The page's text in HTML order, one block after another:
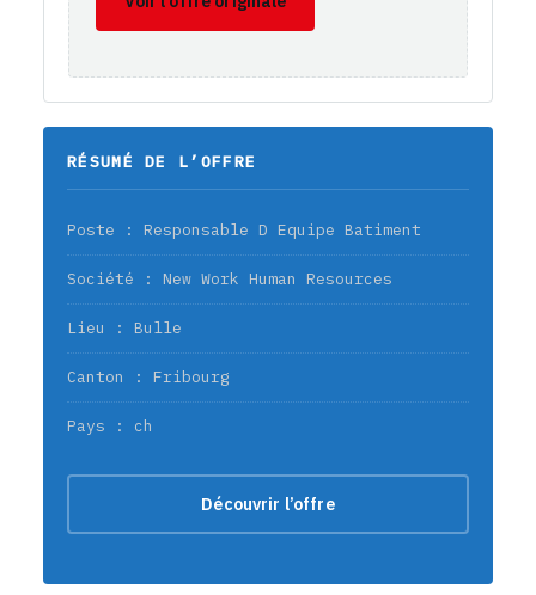
RÉSUMÉ DE L’OFFRE
Poste : Responsable D Equipe Batiment
Société : New Work Human Resources
Lieu : Bulle
Canton : Fribourg
Pays : ch
Découvrir l’offre